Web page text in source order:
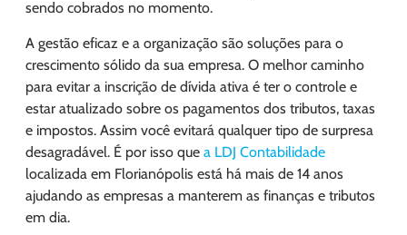
sendo cobrados no momento.
A gestão eficaz e a organização são soluções para o
crescimento sólido da sua empresa. O melhor caminho
para evitar a inscrição de dívida ativa é ter o controle e
estar atualizado sobre os pagamentos dos tributos, taxas
e impostos. Assim você evitará qualquer tipo de surpresa
desagradável. É por isso que a LDJ Contabilidade
localizada em Florianópolis está há mais de 14 anos
ajudando as empresas a manterem as finanças e tributos
em dia.